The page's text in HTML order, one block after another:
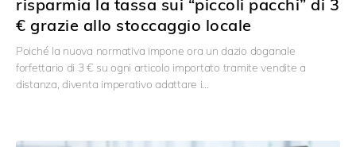
risparmia la tassa sui “piccoli pacchi” di 3
€ grazie allo stoccaggio locale
Poiché la nuova normativa impone ora un dazio doganale
forfettario di 3 € su ogni articolo importato tramite vendite a
distanza, diventa imperativo adattare i…